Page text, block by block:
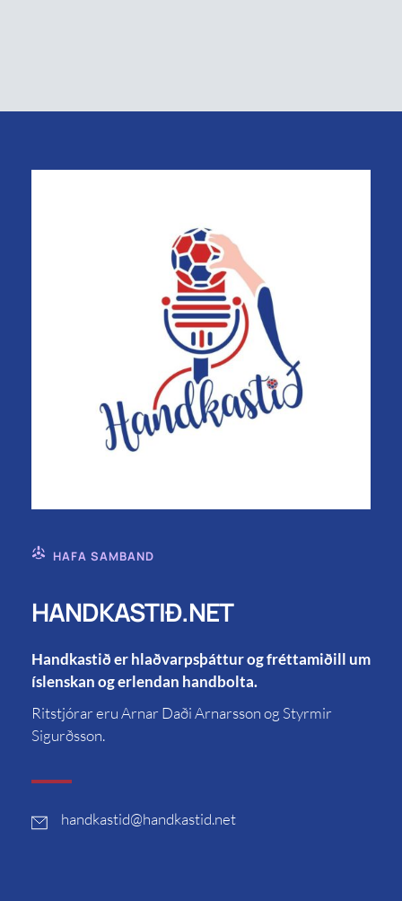
HAFA SAMBAND
HANDKASTIÐ.NET
Handkastið er hlaðvarpsþáttur og fréttamiðill um
íslenskan og erlendan handbolta.
Ritstjórar eru Arnar Daði Arnarsson og Styrmir
Sigurðsson.
handkastid@handkastid.net